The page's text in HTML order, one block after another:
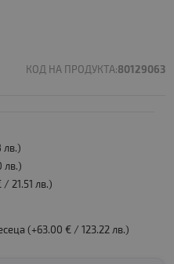
КОД НА ПРОДУКТА:80129063
лв.)
лв.)
/ 21.51 лв.)
(+63.00 € / 123.22 лв.)